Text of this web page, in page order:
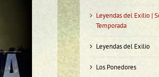
Leyendas del Exilio |
Temporada
Leyendas del Exilio
Los Ponedores